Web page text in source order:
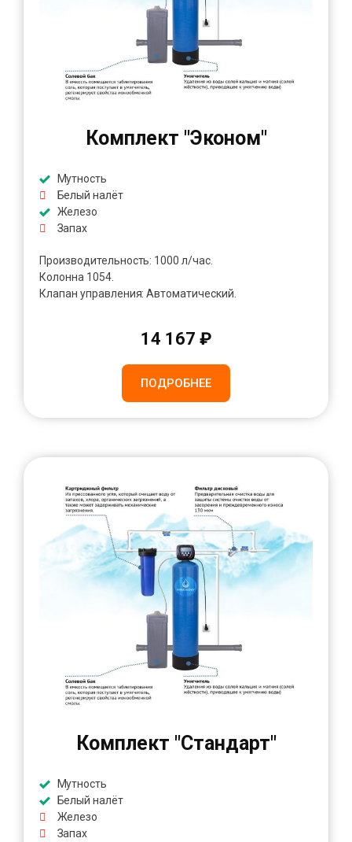
Комплект "Эконом"
Мутность
Белый налёт
Железо
Запах
Производительность: 1000 л/час.
Колонна 1054.
Клапан управления: Автоматический.
14 167 ₽
ПОДРОБНЕЕ
Комплект "Стандарт"
Мутность
Белый налёт
Железо
Запах